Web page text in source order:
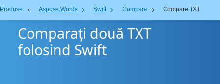
Produse Aspose.Words Swift Compare Compare TXT
Comparați două TXT
folosind Swift